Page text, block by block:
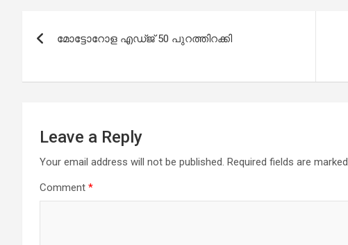
navigation
മോട്ടോറോള എഡ്ജ് 50 പുറത്തിറക്കി
Leave a Reply
Your email address will not be published. Required fields are marked
Comment *